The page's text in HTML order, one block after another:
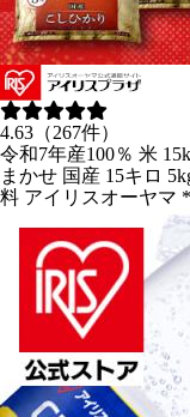
4.63（267件）
令和7年産100％ 米
まかせ 国産 15キロ
料 アイリスオーヤマ *